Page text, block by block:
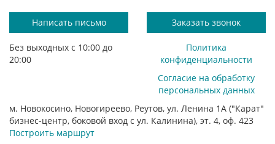
Написать письмо Заказать звонок
Без выходных с 10:00 до
20:00
Политика
конфиденциальности
Согласие на обработку
персональных данных
м. Новокосино, Новогиреево, Реутов, ул. Ленина 1А ("Карат"
бизнес-центр, боковой вход с ул. Калинина), эт. 4, оф. 423
Построить маршрут